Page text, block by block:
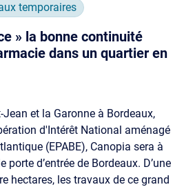
temporaires
» la bonne continuité
dans un quartier en
et la Garonne à Bordeaux,
d'Intérêt National aménagé
(EPABE), Canopia sera à
d’entrée de Bordeaux. D’une
hectares, les travaux de ce grand